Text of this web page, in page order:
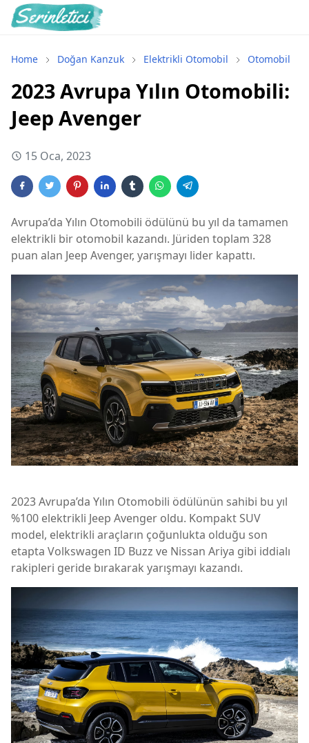
Home Doğan Kanzuk Elektrikli Otomobil Otomobil
2023 Avrupa Yılın Otomobili:
Jeep Avenger
15 Oca, 2023
Avrupa’da Yılın Otomobili ödülünü bu yıl da tamamen
elektrikli bir otomobil kazandı. Jüriden toplam 328
puan alan Jeep Avenger, yarışmayı lider kapattı.
2023 Avrupa’da Yılın Otomobili ödülünün sahibi bu yıl
%100 elektrikli Jeep Avenger oldu. Kompakt SUV
model, elektrikli araçların çoğunlukta olduğu son
etapta Volkswagen ID Buzz ve Nissan Ariya gibi iddialı
rakipleri geride bırakarak yarışmayı kazandı.